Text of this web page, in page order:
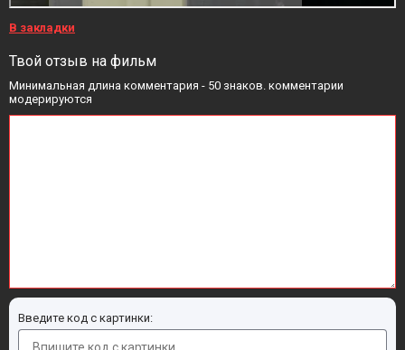
В закладки
Твой отзыв на фильм
Минимальная длина комментария - 50 знаков. комментарии
модерируются
Введите код с картинки: